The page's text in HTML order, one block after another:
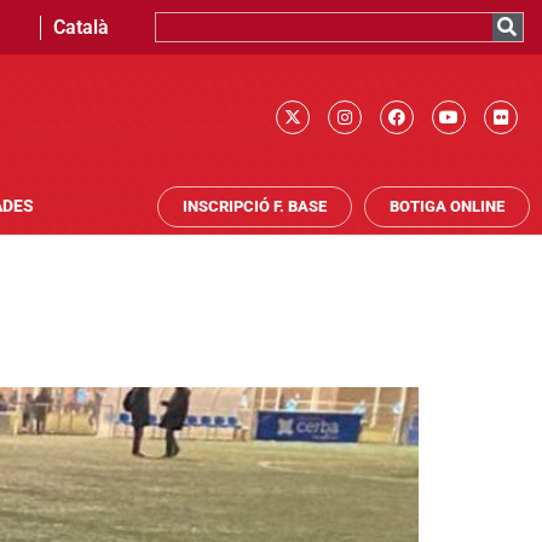
Català
INSCRIPCIÓ F. BASE BOTIGA ONLINE